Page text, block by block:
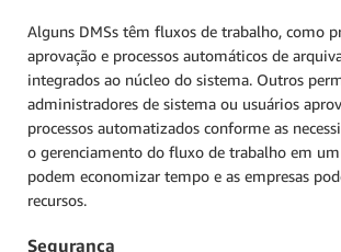
Alguns DMSs têm fluxos de trabalho, como
aprovação e processos automáticos de
integrados ao núcleo do sistema. Outros
administradores de sistema ou usuários
processos automatizados conforme as
o gerenciamento do fluxo de trabalho em um
podem economizar tempo e as empresas
recursos.
Segurança